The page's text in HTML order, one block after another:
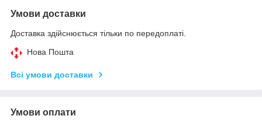
Умови доставки
Доставка здійснюється тільки по передоплаті.
Нова Пошта
Всі умови доставки
Умови оплати